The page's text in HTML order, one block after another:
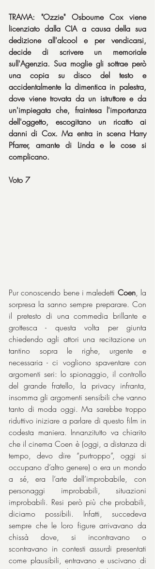
TRAMA: "Ozzie" Osbourne Cox viene
licenziato dalla CIA a causa della sua
dedizione all'alcool e per vendicarsi,
decide di scrivere un memoriale
sull'Agenzia. Sua moglie gli sottrae però
una copia su disco del testo e
accidentalmente la dimentica in palestra,
dove viene trovata da un istruttore e da
un'impiegata che, fraintesa l'importanza
dell'oggetto, escogitano un ricatto ai
danni di Cox. Ma entra in scena Harry
Pfarrer, amante di Linda e le cose si
complicano.
Voto 7
Pur conoscendo bene i maledetti Coen, la
sorpresa la sanno sempre preparare. Con
il pretesto di una commedia brillante e
grottesca - questa volta per giunta
chiedendo agli attori una recitazione un
tantino sopra le righe, urgente e
necessaria - ci vogliono spaventare con
argomenti seri: lo spionaggio, il controllo
del grande fratello, la privacy infranta,
insomma gli argomenti sensibili che vanno
tanto di moda oggi. Ma sarebbe troppo
riduttivo iniziare a parlare di questo film in
codesta maniera. Innanzitutto va chiarito
che il cinema Coen è (oggi, a distanza di
tempo, devo dire “purtroppo”, oggi si
occupano d’altro genere) o era un mondo
a sé, era l’arte dell’improbabile, con
personaggi improbabili, situazioni
improbabili. Resi però più che probabili,
diciamo possibili. Infatti, succedeva
sempre che le loro figure arrivavano da
chissà dove, si incontravano o
scontravano in contesti assurdi presentati
come plausibili, entravano e uscivano di